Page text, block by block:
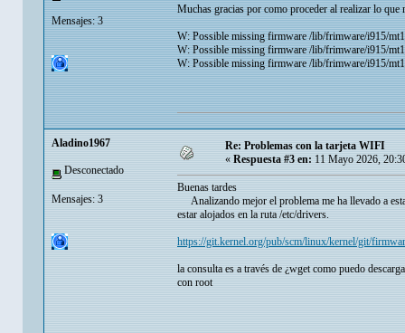
Mensajes: 3
Muchas gracias por como proceder al realizar lo que
W: Possible missing firmware /lib/frimware/i915/
W: Possible missing firmware /lib/frimware/i915/
W: Possible missing firmware /lib/frimware/i915/
Aladino1967
Desconectado
Mensajes: 3
Re: Problemas con la tarjeta WIFI
« Respuesta #3 en: 11 Mayo 2026,
Buenas tardes
Analizando mejor el problema me ha llevado a
estar alojados en la ruta /etc/drivers.
https://git.kernel.org/pub/scm/linux/kernel/git/
la consulta es a través de ¿wget como puedo
con root